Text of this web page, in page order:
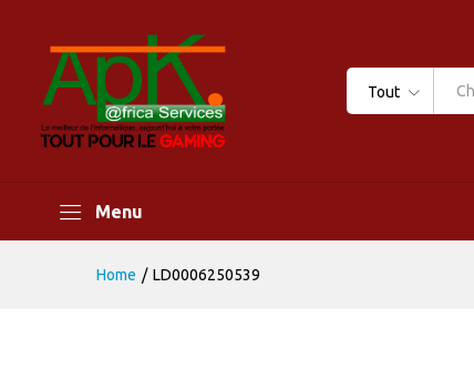
Tout
Menu
Home / LD0006250539